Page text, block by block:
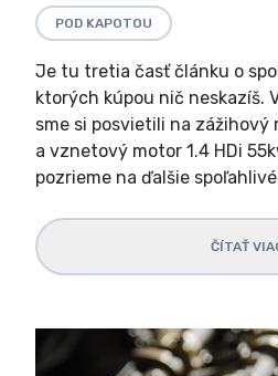
POD KAPOTOU
Je tu tretia časť článku o
ktorých kúpou nič neskazíš.
sme si posvietili na zážihový
a vznetový motor 1.4 HDi
pozrieme na ďalšie
ČÍTAŤ